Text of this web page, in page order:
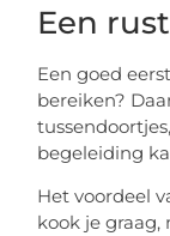
Een
Een goed
bereiken?
begeleiding
Het voordeel
kook je